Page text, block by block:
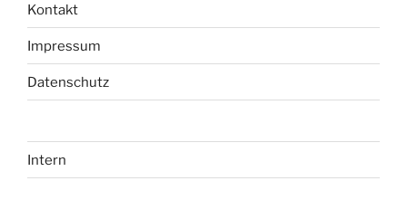
Kontakt
Impressum
Datenschutz
Intern